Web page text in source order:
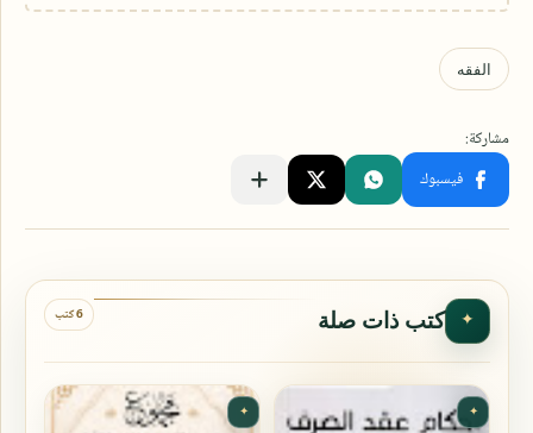
✦ كتب ذات صلة 6 كتب
✦
✦